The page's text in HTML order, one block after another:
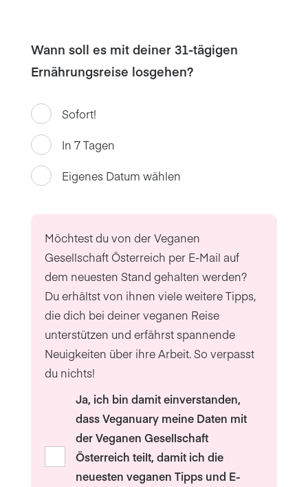
Wann soll es mit deiner 31-tägigen
Ernährungsreise losgehen?
Sofort!
In 7 Tagen
Eigenes Datum wählen
Möchtest du von der Veganen
Gesellschaft Österreich per E-Mail auf
dem neuesten Stand gehalten werden?
Du erhältst von ihnen viele weitere Tipps,
die dich bei deiner veganen Reise
unterstützen und erfährst spannende
Neuigkeiten über ihre Arbeit. So verpasst
du nichts!
Ja, ich bin damit einverstanden,
dass Veganuary meine Daten mit
der Veganen Gesellschaft
Österreich teilt, damit ich die
neuesten veganen Tipps und E-